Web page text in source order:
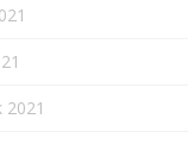
2021